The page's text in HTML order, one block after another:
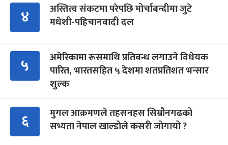
४
अस्तित्व संकटमा परेपछि मोर्चाबन्दीमा जुटे
मधेशी-पहिचानवादी दल
५
अमेरिकामा रूसमाथि प्रतिबन्ध लगाउने विधेयक
पारित, भारतसहित ५ देशमा शतप्रतिशत भन्सार
शुल्क
६
मुगल आक्रमणले तहसनहस सिम्रौनगढको
सभ्यता नेपाल खाल्डोले कसरी जोगायो ?